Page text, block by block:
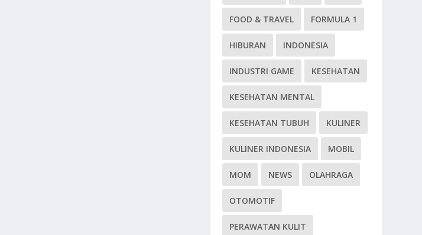
FOOD & TRAVEL FORMULA 1
HIBURAN INDONESIA
INDUSTRI GAME KESEHATAN
KESEHATAN MENTAL
KESEHATAN TUBUH KULINER
KULINER INDONESIA MOBIL
MOM NEWS OLAHRAGA
OTOMOTIF
PERAWATAN KULIT